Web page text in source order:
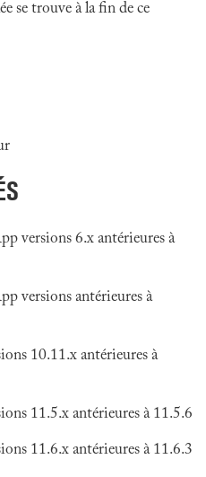
se trouve à la fin de ce
versions 6.x antérieures à
versions antérieures à
10.11.x antérieures à
11.5.x antérieures à 11.5.6
11.6.x antérieures à 11.6.3